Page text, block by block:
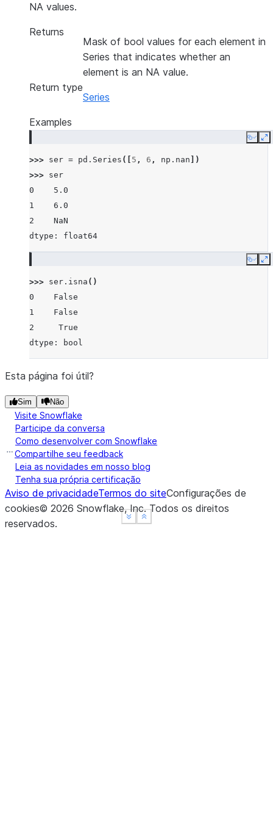
NA values.
Returns
Mask of bool values for each element in
Series that indicates whether an
element is an NA value.
Return type
Series
Examples
Copy
>>> ser = pd . Series ([ 5 , 6 , np . nan ])
>>> ser
0    5.0
1    6.0
2    NaN
dtype: float64
Show less
See more
Copy
>>> ser . isna ()
0    False
1    False
2     True
dtype: bool
Show less
See more
Esta página foi útil?
Sim Não
Visite Snowflake
Participe da conversa
Como desenvolver com Snowflake
Compartilhe seu feedback
Leia as novidades em nosso blog
Tenha sua própria certificação
Aviso de privacidadeTermos do siteConfigurações de
cookies© 2026 Snowflake, Inc.Todos os direitos
reservados.